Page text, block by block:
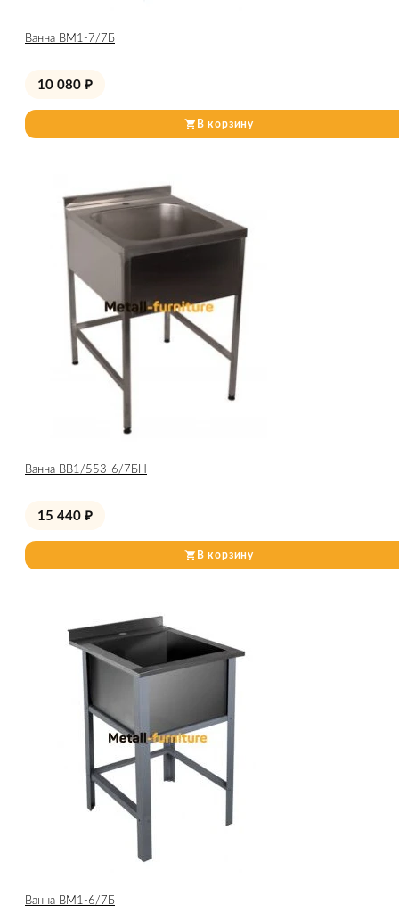
Ванна ВМ1-7/7Б
10 080 ₽
В корзину
Ванна ВВ1/553-6/7БН
15 440 ₽
В корзину
Ванна ВМ1-6/7Б